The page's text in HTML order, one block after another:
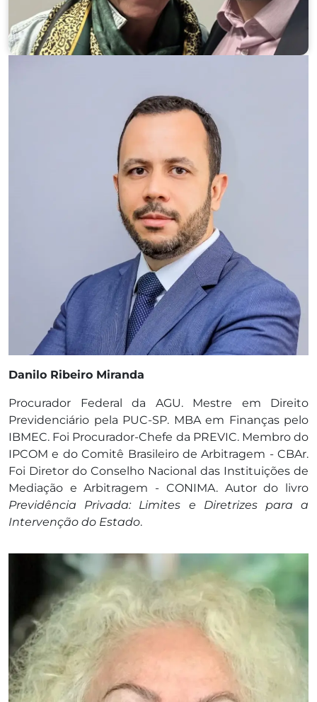
Danilo Ribeiro Miranda
Procurador Federal da AGU. Mestre em Direito
Previdenciário pela PUC-SP. MBA em Finanças pelo
IBMEC. Foi Procurador-Chefe da PREVIC. Membro do
IPCOM e do Comitê Brasileiro de Arbitragem - CBAr.
Foi Diretor do Conselho Nacional das Instituições de
Mediação e Arbitragem - CONIMA. Autor do livro
Previdência Privada: Limites e Diretrizes para a
Intervenção do Estado.